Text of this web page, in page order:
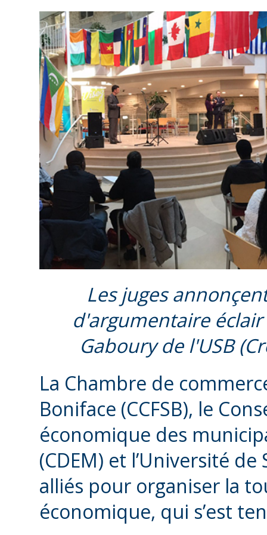
Les juges
d'argumentaire
Gaboury de l'USB
La Chambre de
Boniface (CCFSB), le
économique des
(CDEM) et l’Université
alliés pour organiser la
économique, qui s’est